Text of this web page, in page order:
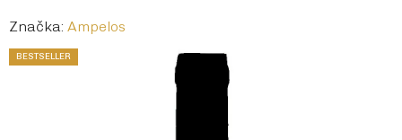
Značka: Ampelos
BESTSELLER